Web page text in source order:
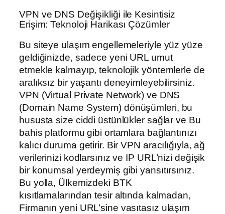
VPN ve DNS Değişikliği ile Kesintisiz
Erişim: Teknoloji Harikası Çözümler
Bu siteye ulaşım engellemeleriyle yüz yüze
geldiğinizde, sadece yeni URL umut
etmekle kalmayıp, teknolojik yöntemlerle de
aralıksız bir yaşantı deneyimleyebilirsiniz.
VPN (Virtual Private Network) ve DNS
(Domain Name System) dönüşümleri, bu
hususta size ciddi üstünlükler sağlar ve Bu
bahis platformu gibi ortamlara bağlantınızı
kalıcı duruma getirir. Bir VPN aracılığıyla, ağ
verilerinizi kodlarsınız ve IP URL’nizi değişik
bir konumsal yerdeymiş gibi yansıtırsınız.
Bu yolla, Ülkemizdeki BTK
kısıtlamalarından tesir altında kalmadan,
Firmanın yeni URL’sine vasıtasız ulaşım